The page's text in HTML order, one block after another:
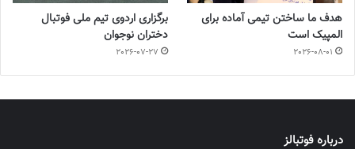
هدف ما ساختن تیمی آماده برای
المپیک است
2026-08-01
برگزاری اردوی تیم ملی فوتبال
دختران نوجوان
2026-07-27
درباره فوتبالز